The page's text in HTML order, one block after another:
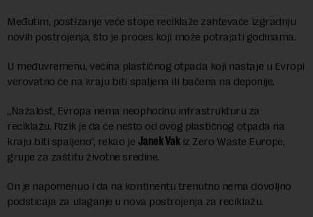
Međutim, postizanje veće stope reciklaže zahtevaće izgradnju
novih postrojenja, što je proces koji može potrajati godinama.
U međuvremenu, većina plastičnog otpada koji nastaje u Evropi
verovatno će na kraju biti spaljena ili bačena na deponije.
„Nažalost, Evropa nema neophodnu infrastrukturu za
reciklažu. Rizik je da će nešto od ovog plastičnog otpada na
kraju biti spaljeno“, rekao je Janek Vakiz Zero Waste Europe,
grupe za zaštitu životne sredine.
On je napomenuo i da na kontinentu trenutno nema dovoljno
podsticaja za ulaganje u nova postrojenja za reciklažu.